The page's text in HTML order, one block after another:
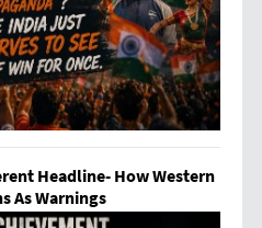
Headline- How Western
As Warnings